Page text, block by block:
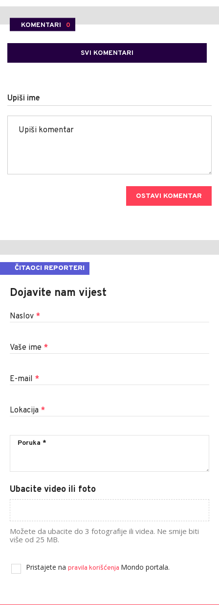
KOMENTARI 0
SVI KOMENTARI
Upiši ime
OSTAVI KOMENTAR
ČITAOCI REPORTERI
Dojavite nam vijest
Naslov *
Vaše ime *
E-mail *
Lokacija *
Ubacite video ili foto
Možete da ubacite do 3 fotografije ili videa. Ne smije biti
više od 25 MB.
Pristajete na pravila korišćenja Mondo portala.